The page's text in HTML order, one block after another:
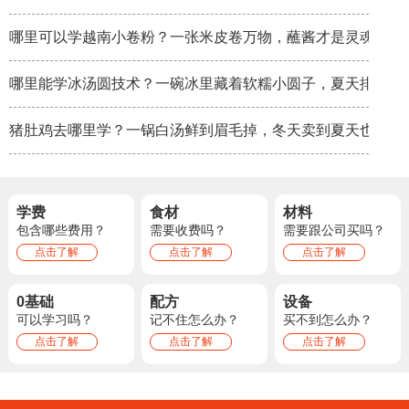
哪里可以学越南小卷粉？一张米皮卷万物，蘸酱才是灵魂
哪里能学冰汤圆技术？一碗冰里藏着软糯小圆子，夏天排队排
猪肚鸡去哪里学？一锅白汤鲜到眉毛掉，冬天卖到夏天也不淡
学费
包含哪些费用？
点击了解
食材
需要收费吗？
点击了解
材料
需要跟公司买吗？
点击了解
0基础
可以学习吗？
点击了解
配方
记不住怎么办？
点击了解
设备
买不到怎么办？
点击了解